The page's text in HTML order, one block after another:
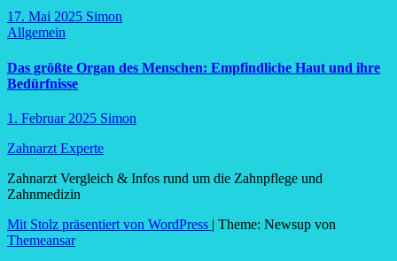
17. Mai 2025 Simon
Allgemein
Das größte Organ des Menschen: Empfindliche Haut und ihre
Bedürfnisse
1. Februar 2025 Simon
Zahnarzt Experte
Zahnarzt Vergleich & Infos rund um die Zahnpflege und
Zahnmedizin
Mit Stolz präsentiert von WordPress | Theme: Newsup von
Themeansar